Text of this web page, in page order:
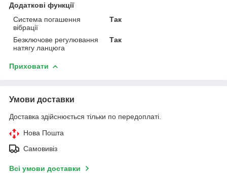
Додаткові функції
Система погашення
вібрації
Так
Безключове регулювання
натягу ланцюга
Так
Приховати
Умови доставки
Доставка здійснюється тільки по передоплаті.
Нова Пошта
Самовивіз
Всі умови доставки